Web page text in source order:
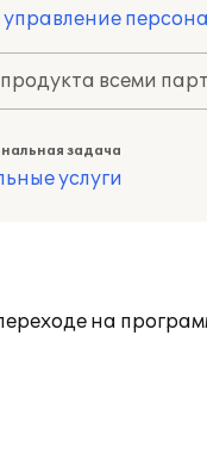
всеми
задача
услуги
на